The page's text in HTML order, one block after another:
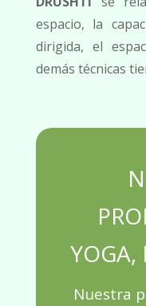
espacio, la
dirigida, el
demás técnicas
YOGA,
Nuestra